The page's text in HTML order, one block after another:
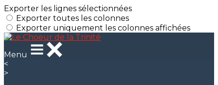
Exporter les lignes sélectionnées
Exporter toutes les colonnes
Exporter uniquement les colonnes affichées
Menu
<
>